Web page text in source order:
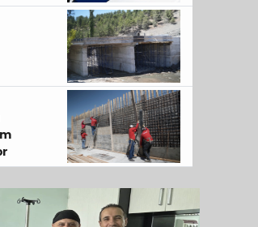
Hafızoğlu Tatlıcılık
Fethetti